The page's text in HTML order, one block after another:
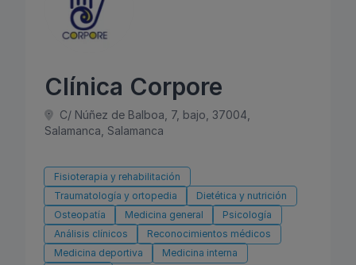
Clínica Corpore
C/ Núñez de Balboa, 7, bajo, 37004,
Salamanca, Salamanca
Fisioterapia y rehabilitación
Traumatología y ortopedia
Dietética y nutrición
Osteopatía
Medicina general
Psicología
Análisis clínicos
Reconocimientos médicos
Medicina deportiva
Medicina interna